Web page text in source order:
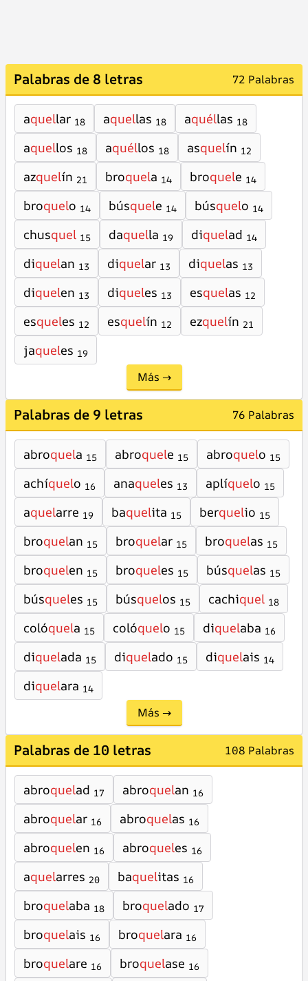
Palabras de 8 letras 72 Palabras
aquellar 18 aquellas 18 aquéllas 18
aquellos 18 aquéllos 18 asquelín 12
azquelín 21 broquela 14 broquele 14
broquelo 14 búsquele 14 búsquelo 14
chusquel 15 daquella 19 diquelad 14
diquelan 13 diquelar 13 diquelas 13
diquelen 13 diqueles 13 esquelas 12
esqueles 12 esquelín 12 ezquelín 21
jaqueles 19
Más →
Palabras de 9 letras 76 Palabras
abroquela 15 abroquele 15 abroquelo 15
achíquelo 16 anaqueles 13 aplíquelo 15
aquelarre 19 baquelita 15 berquelio 15
broquelan 15 broquelar 15 broquelas 15
broquelen 15 broqueles 15 búsquelas 15
búsqueles 15 búsquelos 15 cachiquel 18
colóquela 15 colóquelo 15 diquelaba 16
diquelada 15 diquelado 15 diquelais 14
diquelara 14
Más →
Palabras de 10 letras 108 Palabras
abroquelad 17 abroquelan 16
abroquelar 16 abroquelas 16
abroquelen 16 abroqueles 16
aquelarres 20 baquelitas 16
broquelaba 18 broquelado 17
broquelais 16 broquelara 16
broquelare 16 broquelase 16